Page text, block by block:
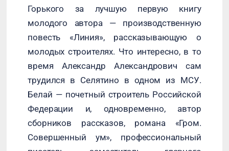
Горького за лучшую первую книгу
молодого автора — производственную
повесть «Линия», рассказывающую о
молодых строителях. Что интересно, в то
время Александр Александрович сам
трудился в Селятино в одном из МСУ.
Белай — почетный строитель Российской
Федерации и, одновременно, автор
сборников рассказов, романа «Гром.
Совершенный ум», профессиональный